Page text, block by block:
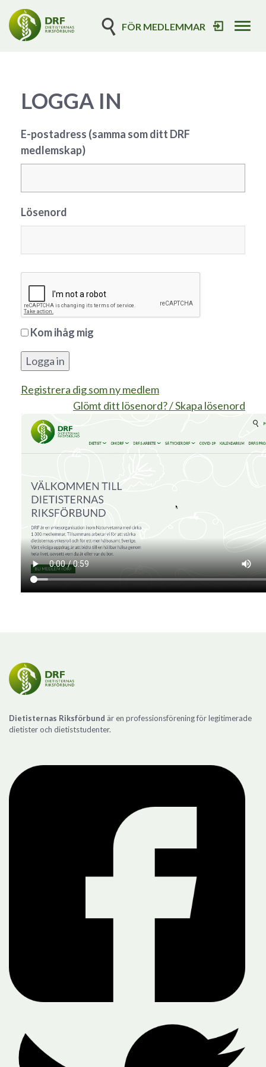
FÖR MEDLEMMAR
LOGGA IN
E-postadress (samma som ditt DRF
medlemskap)
Lösenord
Kom ihåg mig
Logga in
Registrera dig som ny medlem
Glömt ditt lösenord? / Skapa lösenord
Dietisternas Riksförbund är en professionsförening för legitimerade
dietister och dietiststudenter.